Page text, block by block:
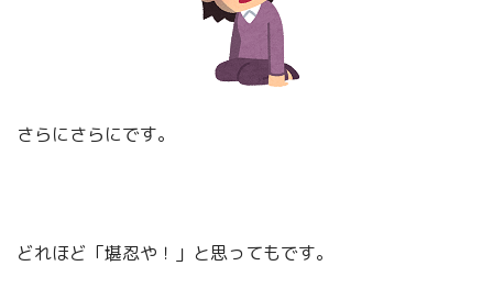
さらにさらにです。
どれほど「堪忍や！」と思ってもです。